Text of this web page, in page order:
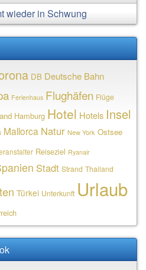
wieder in Schwung
DB Deutsche Bahn
Ferienhaus Flughäfen Flüge
Hamburg Hotel Hotels Insel
Mallorca Natur New York Ostsee
Reiseziel Ryanair
Stadt Strand Thailand
Türkei Unterkunft Urlaub